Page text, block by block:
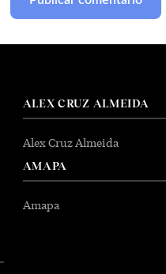
ALEX CRUZ ALMEIDA
Alex Cruz Almeida
AMAPA
Amapa